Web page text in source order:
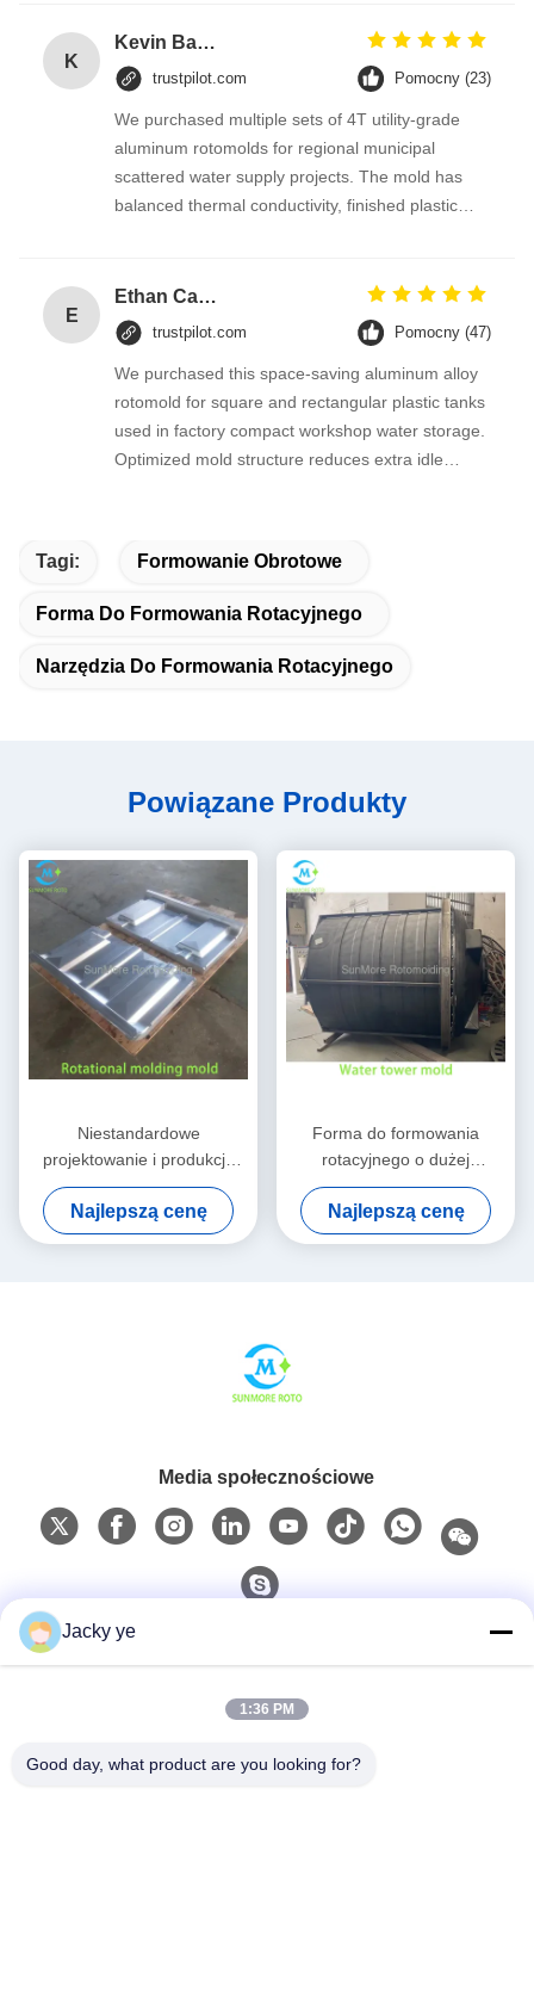
K
Kevin Barnes
trustpilot.com Pomocny (23)
We purchased multiple sets of 4T utility-grade
aluminum rotomolds for regional municipal
scattered water supply projects. The mold has
balanced thermal conductivity, finished plastic
inspection standards. Small footprint brings
convenient workshop layout, we will arrange
repeated orders for new district water supply
renovation projects.
E
Ethan Carter
trustpilot.com Pomocny (47)
We purchased this space-saving aluminum alloy
rotomold for square and rectangular plastic tanks
used in factory compact workshop water storage.
Optimized mold structure reduces extra idle
utilization, we’ve placed repeated orders for
multiple specifications.
Tagi: Formowanie Obrotowe
Forma Do Formowania Rotacyjnego
Narzędzia Do Formowania Rotacyjnego
Powiązane Produkty
Niestandardowe
projektowanie i produkcja
form do formowania
rotacyjnego dla pustych
produktów przemysłowych
Najlepszą cenę
Forma do formowania
rotacyjnego o dużej
pojemności PT1500 do
centralnych systemów
zaopatrzenia w wodę
Najlepszą cenę
Media społecznościowe
Jacky ye
1:36 PM
Good day, what product are you looking for?